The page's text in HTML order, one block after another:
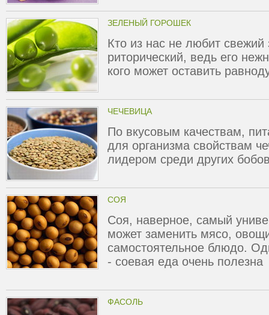
ЗЕЛЕНЫЙ ГОРОШЕК
Кто из нас не любит
риторический, ведь его
кого может оставить
ЧЕЧЕВИЦА
По вкусовым качествам,
для организма свойствам
лидером среди других
СОЯ
Соя, наверное, самый
может заменить мясо,
самостоятельное блюдо.
- соевая еда очень полезна
ФАСОЛЬ